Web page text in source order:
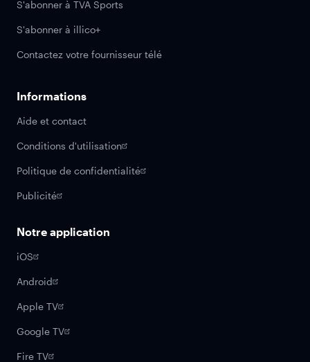
S'abonner à TVA Sports
S'abonner à illico+
Contactez votre fournisseur télé
Informations
Aide et contact
Conditions d'utilisation
Politique de confidentialité
Publicité
Notre application
iOS
Android
Apple TV
Google TV
Fire TV